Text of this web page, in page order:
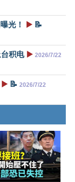
光！ ▶️ 📝
积电 ▶️ 2026/7/22
▶️ 📝 2026/7/22